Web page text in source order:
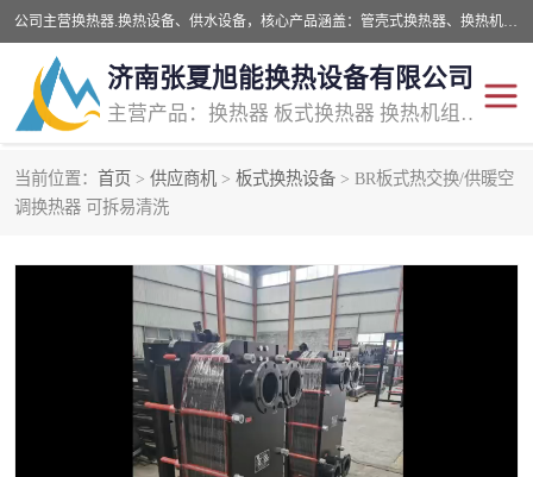
公司主营换热器.换热设备、供水设备，核心产品涵盖：管壳式换热器、换热机组、不锈钢组合式水箱、水处理设备等，提供非标设备集生产、销售、安装一体化服务，可满足全国酒店、学校、医院、商业综合体、工业项目等多场景换热与供水需求。
济南张夏旭能换热设备有限公司
主营产品：换热器 板式换热器 换热机组 供水设备 水处理设备
当前位置： 首页 > 供应商机 > 板式换热设备 > BR板式热交换/供暖空
调换热器 可拆易清洗
管壳式换热器
汽水换热机组 板式换热设备
板式换热机组 定压补水装置
囊式膨胀水箱 水处理器设备
智能供水设备 锅炉辅机设备